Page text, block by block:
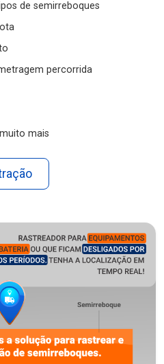
de semirreboques
percorrida
mais